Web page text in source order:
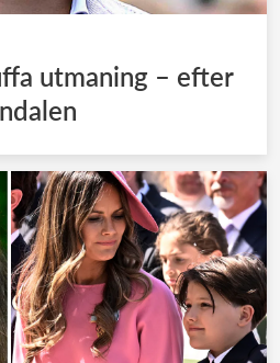
utmaning – efter